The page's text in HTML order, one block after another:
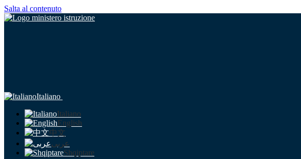
Salta al contenuto
Italiano
Italiano
English
中文
عربى
Shqiptare